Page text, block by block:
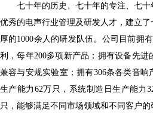
七十年的历史、七十年的专注、七十
优秀的电声行业管理及研发人才，建立
厚的1000余人的研发队伍。公司目前拥
利，每年200多项新产品；拥有设备先
兼容与安规实验室；拥有306条各类音响
生产能力62万只，系统制造日生产能力
只，能够满足不同市场领域和不同客户的